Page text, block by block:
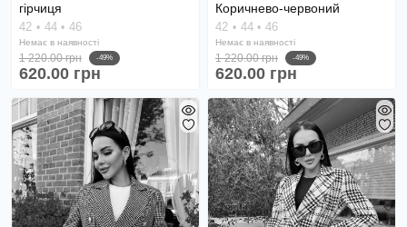
гірчиця
42 44 46
Немає в наявності
1 220.00 грн -49%
620.00 грн
Коричнево-червоний
42 44 46
Немає в наявності
1 220.00 грн -49%
620.00 грн